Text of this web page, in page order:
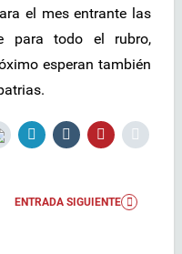
el mes entrante las
para todo el rubro,
esperan también
ENTRADA SIGUIENTE